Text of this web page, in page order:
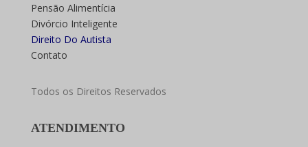
Pensão Alimentícia
Divórcio Inteligente
Direito Do Autista
Contato
Todos os Direitos Reservados
ATENDIMENTO